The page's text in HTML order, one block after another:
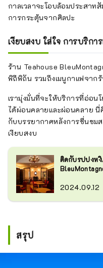
กาลเวลาจะโอบล้อมประสา
การกระตุ้นจากศิลปะ
เงียบสงบ ใส่ใจ การบริก
ร้าน Teahouse
พิถีพิถัน รวมถึงเมนูกาแฟจาก
เรามุ่งมั่นที่จะให้บริการที่อ่อน
ได้ผ่อนคลายและผ่อนคลาย
กับบรรยากาศหลังการชื่นชม
เงียบสงบ
ติดกับรปปงหงิ
2024.09.12
สรุป